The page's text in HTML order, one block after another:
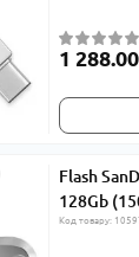
1
Flash
128Gb
Код товару: